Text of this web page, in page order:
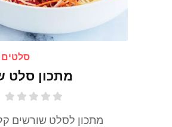
סלטים
מתכון סלט
מתכון לסלט שורשים